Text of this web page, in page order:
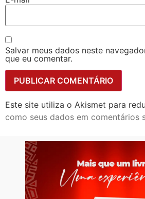
Salvar meus dados neste
que eu comentar.
Este site utiliza o Akismet para
como seus dados em comentários